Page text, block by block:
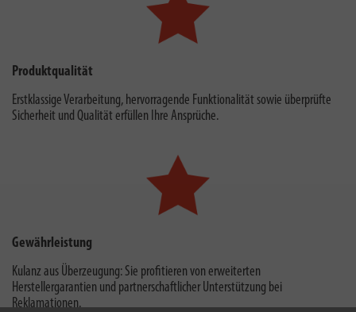
Produktqualität
Erstklassige Verarbeitung, hervorragende Funktionalität sowie überprüfte
Sicherheit und Qualität erfüllen Ihre Ansprüche.
Gewährleistung
Kulanz aus Überzeugung: Sie profitieren von erweiterten
Herstellergarantien und partnerschaftlicher Unterstützung bei
Reklamationen.